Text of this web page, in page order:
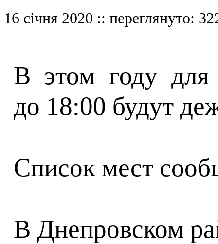
16 січня 2020 :: переглянуто:
В этом году
до 18:00 будут
Список мест
В Днепровском